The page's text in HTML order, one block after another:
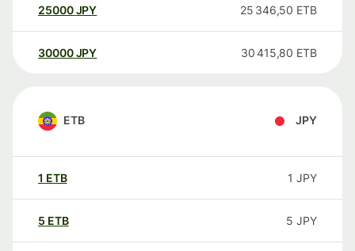
25000 JPY 25 346,50 ETB
30000 JPY 30 415,80 ETB
ETB JPY
1 ETB 1 JPY
5 ETB 5 JPY